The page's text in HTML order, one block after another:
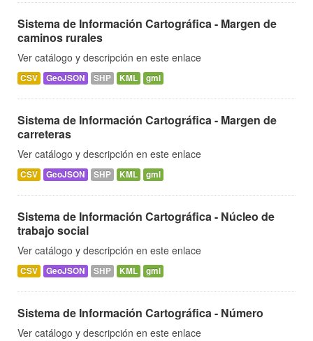
Sistema de Información Cartográfica - Margen de
caminos rurales
Ver catálogo y descripción en este enlace
CSV GeoJSON SHP KML gml
Sistema de Información Cartográfica - Margen de
carreteras
Ver catálogo y descripción en este enlace
CSV GeoJSON SHP KML gml
Sistema de Información Cartográfica - Núcleo de
trabajo social
Ver catálogo y descripción en este enlace
CSV GeoJSON SHP KML gml
Sistema de Información Cartográfica - Número
Ver catálogo y descripción en este enlace